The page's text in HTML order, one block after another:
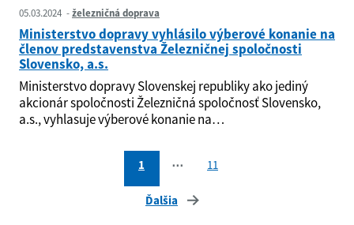
05.03.2024 železničná doprava
Ministerstvo dopravy vyhlásilo výberové konanie na
členov predstavenstva Železničnej spoločnosti
Slovensko, a.s.
Ministerstvo dopravy Slovenskej republiky ako jediný
akcionár spoločnosti Železničná spoločnosť Slovensko,
a.s., vyhlasuje výberové konanie na…
1 ⋯ 11
Ďalšia